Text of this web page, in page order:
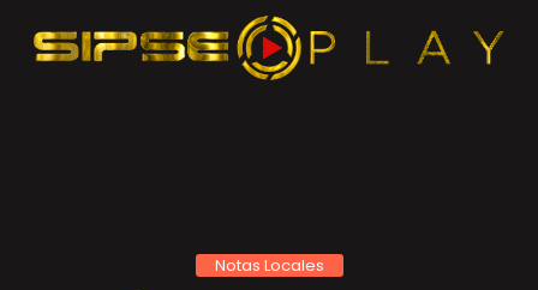
Notas Locales